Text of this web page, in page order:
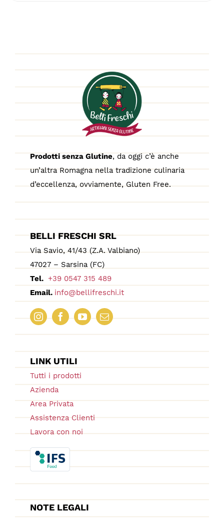
Prodotti senza Glutine, da oggi c’è anche
un’altra Romagna nella tradizione culinaria
d’eccellenza, ovviamente, Gluten Free.
BELLI FRESCHI SRL
Via Savio, 41/43 (Z.A. Valbiano)
47027 – Sarsina (FC)
Tel. +39 0547 315 489
Email. info@bellifreschi.it
LINK UTILI
Tutti i prodotti
Azienda
Area Privata
Assistenza Clienti
Lavora con noi
NOTE LEGALI